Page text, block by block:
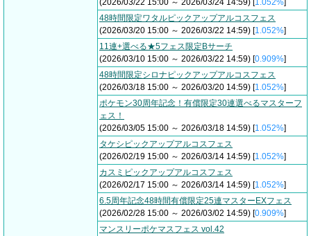
(2026/03/22 15:00 ～ 2026/03/24 14:59) [1.052%]
48時間限定ワタルピックアップアルコスフェス
(2026/03/20 15:00 ～ 2026/03/22 14:59) [1.052%]
11連+選べる★5フェス限定Bサーチ
(2026/03/10 15:00 ～ 2026/03/22 14:59) [0.909%]
48時間限定シロナピックアップアルコスフェス
(2026/03/18 15:00 ～ 2026/03/20 14:59) [1.052%]
ポケモン30周年記念！有償限定30連選べるマスターフ
ェス！
(2026/03/05 15:00 ～ 2026/03/18 14:59) [1.052%]
タケシピックアップアルコスフェス
(2026/02/19 15:00 ～ 2026/03/14 14:59) [1.052%]
カスミピックアップアルコスフェス
(2026/02/17 15:00 ～ 2026/03/14 14:59) [1.052%]
6.5周年記念48時間有償限定25連マスターEXフェス
(2026/02/28 15:00 ～ 2026/03/02 14:59) [0.909%]
マンスリーポケマスフェス vol.42